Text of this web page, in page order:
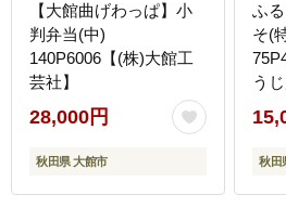
【大館曲げわっぱ】小
判弁当(中)
140P6006【(株)大館工
芸社】
28,000円
秋田県 大館市
ふ
そ(
うじ
秋田